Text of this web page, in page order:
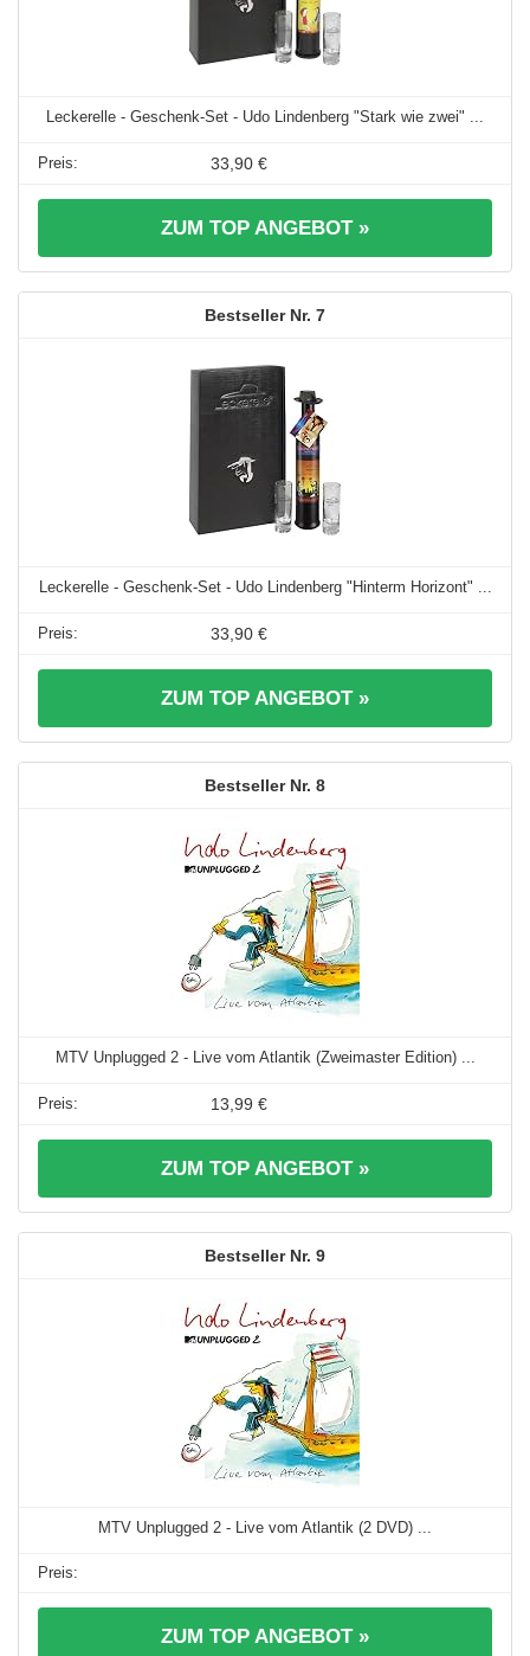
Leckerelle - Geschenk-Set - Udo Lindenberg "Stark wie zwei" ...
33,90 €
ZUM TOP ANGEBOT »
7
Leckerelle - Geschenk-Set - Udo Lindenberg "Hinterm Horizont" ...
33,90 €
ZUM TOP ANGEBOT »
8
MTV Unplugged 2 - Live vom Atlantik (Zweimaster Edition) ...
13,99 €
ZUM TOP ANGEBOT »
9
MTV Unplugged 2 - Live vom Atlantik (2 DVD) ...
ZUM TOP ANGEBOT »